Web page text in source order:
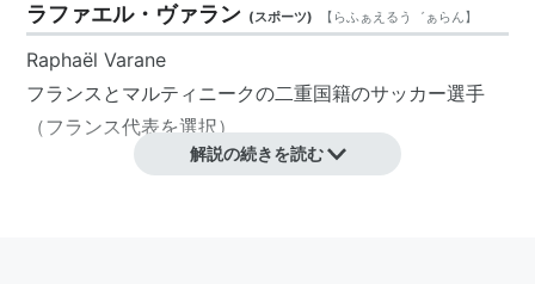
ラファエル・ヴァラン (スポーツ) 【 らふぁえるう゛ぁらん】
Raphaël Varane
フランスとマルティニークの二重国籍のサッカー選手
（フランス代表を選択）
プロフィール
解説の続きを読む